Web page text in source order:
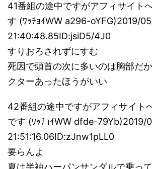
41番組の途中ですがアフィサイト
す (ﾜｯﾁｮｲWW a296-oYFG)2019/
21:40:48.85ID:jsiD5/4J0
すりおろされずにすむ
死因で頭首の次に多いのは胸部だ
クターあったほうがいい
42番組の途中ですがアフィサイト
です (ﾜｯﾁｮｲWW dfde-79Yb)2019/
21:51:16.06ID:zJnw1pLL0
要らんよ
夏は半袖ハーパンサンダルで乗っ